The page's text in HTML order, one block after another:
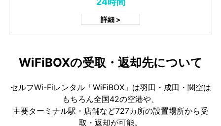
詳細 >
WiFiBOXの受取・返却先について
セルフWi-Fiレンタル「WiFiBOX」は羽田・成田・関空は
もちろん全国42の空港や、
主要ターミナル駅・店舗など727カ所の設置場所から受
取・返却が可能。